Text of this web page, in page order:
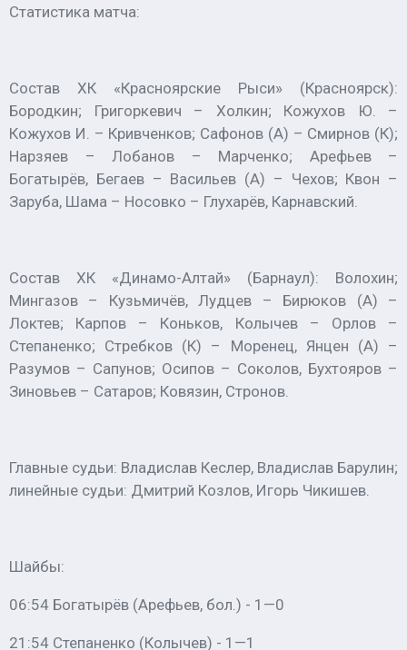
Статистика матча:
Состав ХК «Красноярские Рыси» (Красноярск):
Бородкин; Григоркевич – Холкин; Кожухов Ю. –
Кожухов И. – Кривченков; Сафонов (А) – Смирнов (К);
Нарзяев – Лобанов – Марченко; Арефьев –
Богатырёв, Бегаев – Васильев (А) – Чехов; Квон –
Заруба, Шама – Носовко – Глухарёв, Карнавский.
Состав ХК «Динамо-Алтай» (Барнаул): Волохин;
Мингазов – Кузьмичёв, Лудцев – Бирюков (А) –
Локтев; Карпов – Коньков, Колычев – Орлов –
Степаненко; Стребков (К) – Моренец, Янцен (А) –
Разумов – Сапунов; Осипов – Соколов, Бухтояров –
Зиновьев – Сатаров; Ковязин, Стронов.
Главные судьи: Владислав Кеслер, Владислав Барулин;
линейные судьи: Дмитрий Козлов, Игорь Чикишев.
Шайбы:
06:54 Богатырёв (Арефьев, бол.) - 1—0
21:54 Степаненко (Колычев) - 1—1